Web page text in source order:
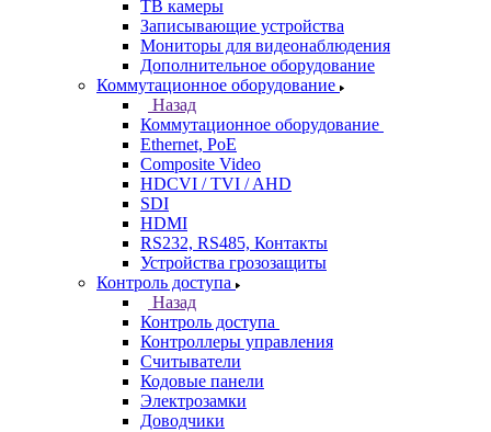
ТВ камеры
Записывающие устройства
Мониторы для видеонаблюдения
Дополнительное оборудование
Коммутационное оборудование
Назад
Коммутационное оборудование
Ethernet, PoE
Composite Video
HDCVI / TVI / AHD
SDI
HDMI
RS232, RS485, Контакты
Устройства грозозащиты
Контроль доступа
Назад
Контроль доступа
Контроллеры управления
Считыватели
Кодовые панели
Электрозамки
Доводчики